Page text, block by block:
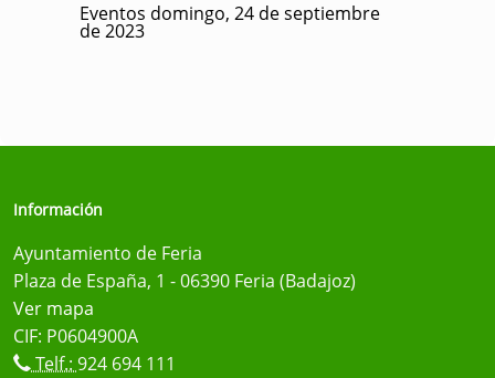
Eventos domingo, 24 de septiembre
de 2023
Información
Ayuntamiento de Feria
Plaza de España, 1 - 06390 Feria (Badajoz)
Ver mapa
CIF: P0604900A
Telf.: 924 694 111